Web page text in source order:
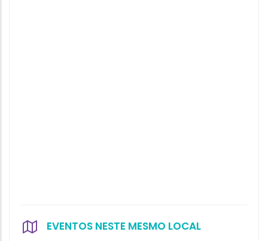
EVENTOS NESTE MESMO LOCAL